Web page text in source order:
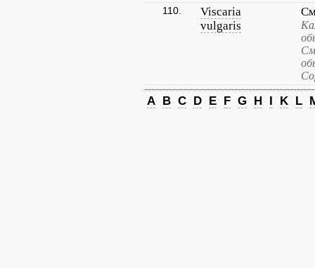
110.
Viscaria
vulgaris
A B C D E F G H I K L